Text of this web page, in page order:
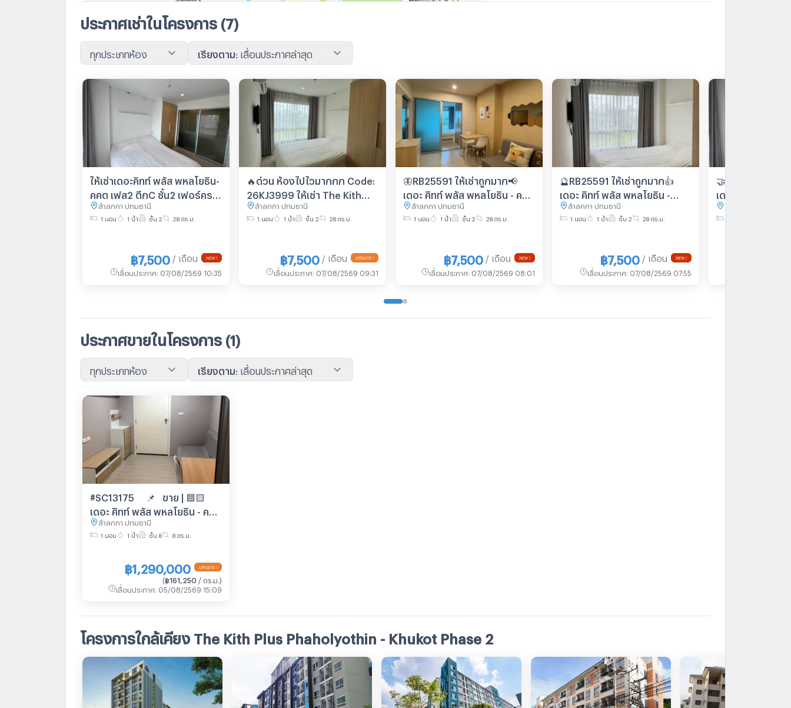
ประกาศเช่าในโครงการ (7)
ทุกประเภทห้อง เรียงตาม: เลื่อนประกาศล่าสุด
ให้เช่าเดอะคิทท์ พลัส พหลโยธิน-
คูคต เฟส2 ตึกC ชั้น2 เฟอร์ครบ
พร้อมเครื่องซักผ้า
ลำลูกกา ปทุมธานี
1 นอน 1 น้ำ ชั้น 2 28 ตร.ม.
฿7,500 / เดือน NEW !
เลื่อนประกาศ : 07/08/2569 10:35
🔥ด่วน ห้องไปไวมากกก Code:
26KJ3999 ให้เช่า The Kith
Plus Phaholyothin - Khukot
Phase 2 ✅ Add Line
ลำลูกกา ปทุมธานี
1 นอน 1 น้ำ ชั้น 2 28 ตร.ม.
฿7,500 / เดือน UPDATE !
เลื่อนประกาศ : 07/08/2569 09:31
🦋RB25591 ให้เช่าถูกมาก📢
เดอะ คิทท์ พลัส พหลโยธิน - คูคต
เฟส 2 👉แอดไลน์ @714txlxc(
มี @ ด้วย) แอดมินตอบไว
ลำลูกกา ปทุมธานี
1 นอน 1 น้ำ ชั้น 2 28 ตร.ม.
฿7,500 / เดือน NEW !
เลื่อนประกาศ : 07/08/2569 08:01
🔮RB25591 ให้เช่าถูกมาก👍
เดอะ คิทท์ พลัส พหลโยธิน -
คูคต✅แอดไลน์ @119dgdea ( มี
@ ด้วย) แอดมินตอบไว
ลำลูกกา ปทุมธานี
1 นอน 1 น้ำ ชั้น 2 28 ตร.ม.
฿7,500 / เดือน NEW !
เลื่อนประกาศ : 07/08/2569 07:55
🤝🏻RB25591 ให้
เดอะ คิทท์ พลัส พ
เฟส 2 ✅แอดไลน์
@mproperty( มี
ประกาศขายในโครงการ (1)
ทุกประเภทห้อง เรียงตาม: เลื่อนประกาศล่าสุด
#SC13175 📌 ขาย | 🟦🟨
เดอะ คิทท์ พลัส พหลโยธิน - คูคต
เฟส 2​🟥🟩💬 𝑪𝒐𝒏𝒕𝒂𝒄𝒕 𝑳𝑰𝑵𝑬:
@𝒔𝒆𝒄𝒓𝒆𝒕𝒑𝒓𝒐𝒑𝒆𝒓𝒕𝒚 🔥✨
ลำลูกกา ปทุมธานี
1 นอน 1 น้ำ ชั้น 8 8 ตร.ม.
฿1,290,000 UPDATE !
(฿161,250 / ตร.ม. )
เลื่อนประกาศ : 05/08/2569 15:09
โครงการใกล้เคียง The Kith Plus Phaholyothin - Khukot Phase 2